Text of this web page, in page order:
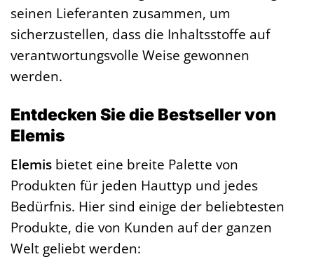
seinen Lieferanten zusammen, um
sicherzustellen, dass die Inhaltsstoffe auf
verantwortungsvolle Weise gewonnen
werden.
Entdecken Sie die Bestseller von
Elemis
Elemis bietet eine breite Palette von
Produkten für jeden Hauttyp und jedes
Bedürfnis. Hier sind einige der beliebtesten
Produkte, die von Kunden auf der ganzen
Welt geliebt werden: